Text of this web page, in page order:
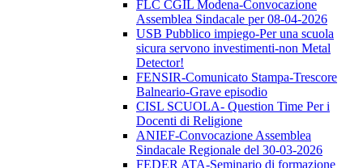
FLC CGIL Modena-Convocazione
Assemblea Sindacale per 08-04-2026
USB Pubblico impiego-Per una scuola
sicura servono investimenti-non Metal
Detector!
FENSIR-Comunicato Stampa-Trescore
Balneario-Grave episodio
CISL SCUOLA- Question Time Per i
Docenti di Religione
ANIEF-Convocazione Assemblea
Sindacale Regionale del 30-03-2026
FEDER ATA-Seminario di formazione